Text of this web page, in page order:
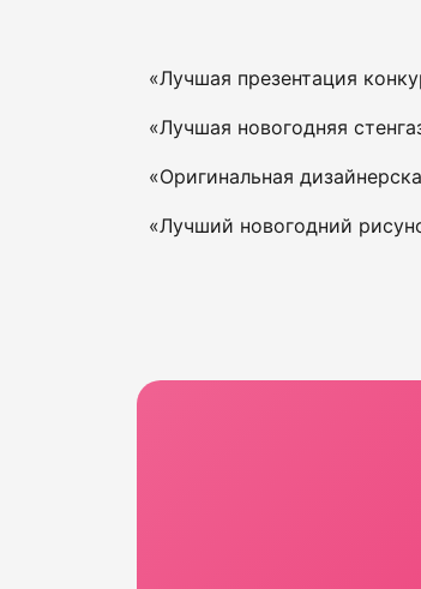
«Лучшая презентация
«Лучшая новогодняя
«Оригинальная
«Лучший новогодний